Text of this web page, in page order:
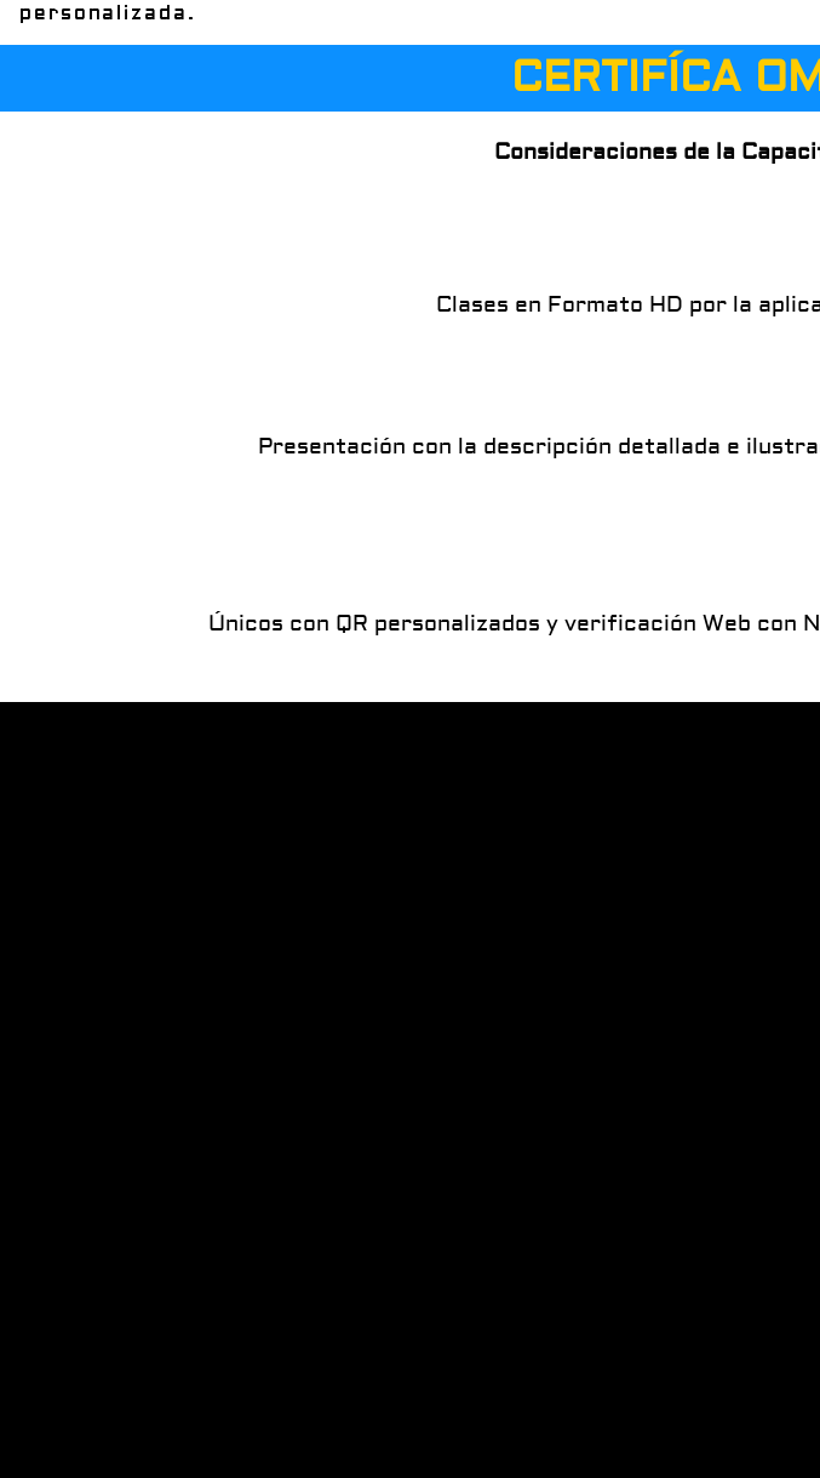
personalizada.
CERTIFÍCA
Consideraciones de la
Clases en Formato HD por la
Presentación con la descripción detallada e
Únicos con QR personalizados y verificación Web con